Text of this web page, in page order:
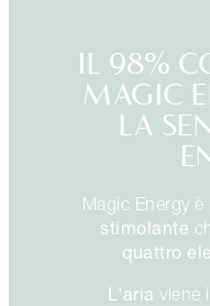
IL 98%
MAGIC
LA
Magic Energy
stimolante
quattro
L'aria viene